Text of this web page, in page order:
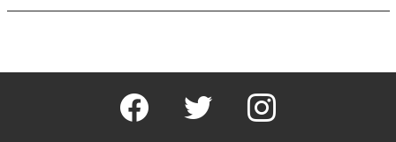
Facebook Twitter Instagram